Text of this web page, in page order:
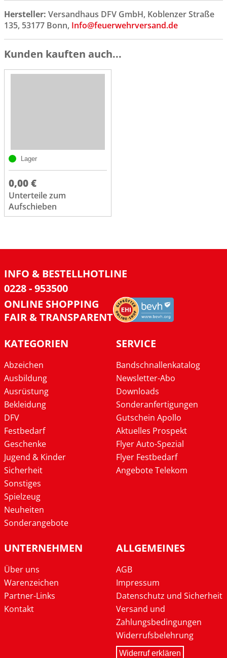
Hersteller: Versandhaus DFV GmbH, Koblenzer Straße
135, 53177 Bonn, Info@feuerwehrversand.de
Kunden kauften auch...
Lager
0,00 €
Unterteile zum
Aufschieben
INFO & BESTELLHOTLINE
0228 - 953500
ONLINE SHOPPING
FAIR & TRANSPARENT
KATEGORIEN
Abzeichen
Ausbildung
Ausrüstung
Bekleidung
DFV
Festbedarf
Geschenke
Jugend & Kinder
Sicherheit
Sonstiges
Spielzeug
Neuheiten
Sonderangebote
SERVICE
Bandschnallenkatalog
Newsletter-Abo
Downloads
Sonderanfertigungen
Gutschein Apollo
Aktuelles Prospekt
Flyer Auto-Spezial
Flyer Festbedarf
Angebote Telekom
UNTERNEHMEN
Über uns
Warenzeichen
Partner-Links
Kontakt
ALLGEMEINES
AGB
Impressum
Datenschutz und Sicherheit
Versand und
Zahlungsbedingungen
Widerrufsbelehrung
Widerruf erklären